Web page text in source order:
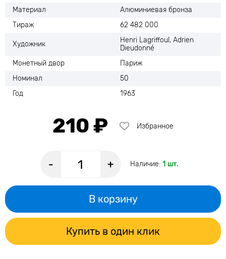
Материал
Алюминиевая бронза
Тираж
62 482 000
Художник
Henri Lagriffoul, Adrien
Dieudonné
Монетный двор
Париж
Номинал
50
Год
1963
210 ₽ Избранное
- + Наличие: 1 шт.
В корзину
Купить в один клик